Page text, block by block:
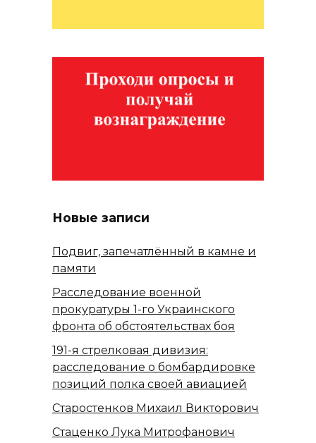
Новые записи
Подвиг, запечатлённый в камне и
памяти
Расследование военной
прокуратуры 1-го Украинского
фронта об обстоятельствах боя
191-я стрелковая дивизия:
расследование о бомбардировке
позиций полка своей авиацией
Старостенков Михаил Викторович
Стаценко Лука Митрофанович